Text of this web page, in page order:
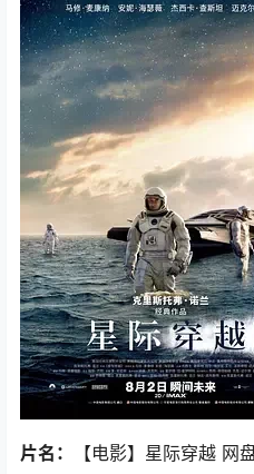
片名： 【电影】星际穿越 网